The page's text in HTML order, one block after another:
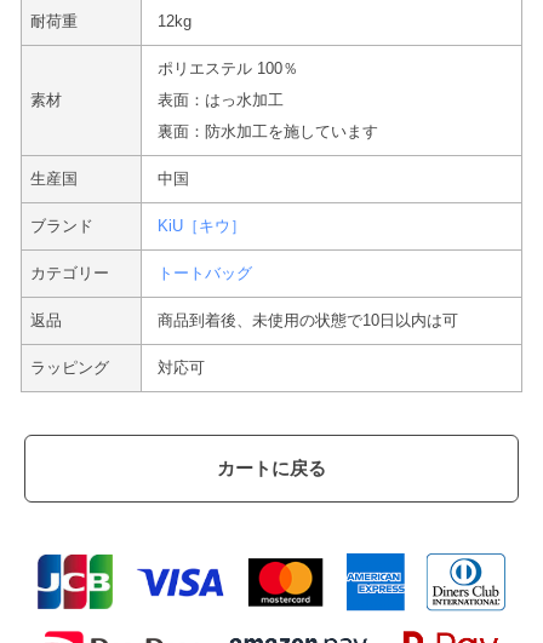
耐荷重 12kg
素材
ポリエステル 100％
表面：はっ水加工
裏面：防水加工を施しています
生産国 中国
ブランド KiU［キウ］
カテゴリー トートバッグ
返品 商品到着後、未使用の状態で10日以内は可
ラッピング 対応可
カートに戻る